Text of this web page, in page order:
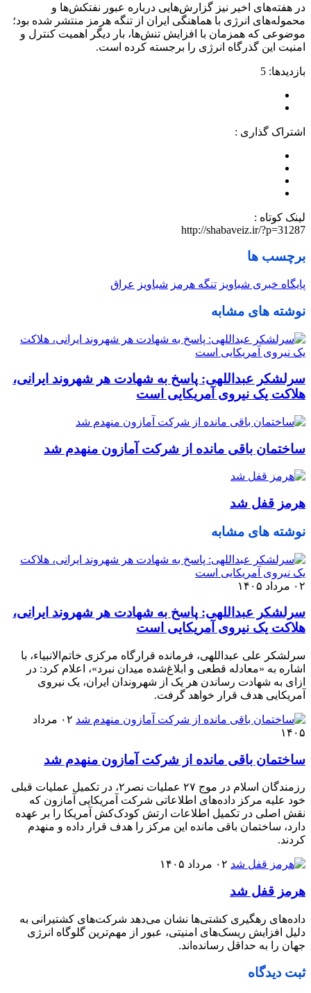
در هفته‌های اخیر نیز گزارش‌هایی درباره عبور نفتکش‌ها و
محموله‌های انرژی با هماهنگی ایران از تنگه هرمز منتشر شده بود؛
موضوعی که همزمان با افزایش تنش‌ها، بار دیگر اهمیت کنترل و
امنیت این گذرگاه انرژی را برجسته کرده است.
بازدیدها: 5
اشتراک گذاری :
لینک کوتاه :
http://shabaveiz.ir/?p=31287
برچسب ها
پایگاه خبری شباویز تنگه هرمز شباویز عراق
نوشته های مشابه
سرلشکر عبداللهی: پاسخ به شهادت هر شهروند ایرانی،
هلاکت یک نیروی آمریکایی است
ساختمان باقی مانده از شرکت آمازون منهدم شد
هرمز قفل شد
نوشته های مشابه
۰۲ مرداد ۱۴۰۵
سرلشکر عبداللهی: پاسخ به شهادت هر شهروند ایرانی،
هلاکت یک نیروی آمریکایی است
سرلشکر علی عبداللهی، فرمانده قرارگاه مرکزی خاتم‌الانبیاء، با
اشاره به «معادله قطعی و ابلاغ‌شده میدان نبرد»، اعلام کرد: در
ازای به شهادت رساندن هر یک از شهروندان ایران، یک نیروی
آمریکایی هدف قرار خواهد گرفت.
۰۲ مرداد
۱۴۰۵
ساختمان باقی مانده از شرکت آمازون منهدم شد
رزمندگان اسلام در موج ۲۷ عملیات نصر۲، در تکمیل عملیات قبلی
خود علیه مرکز داده‌های اطلاعاتی شرکت آمریکایی آمازون که
نقش اصلی در تکمیل اطلاعات ارتش کودک‌کش آمریکا را بر عهده
دارد، ساختمان باقی مانده این مرکز را هدف قرار داده و منهدم
کردند.
۰۲ مرداد ۱۴۰۵
هرمز قفل شد
داده‌های رهگیری کشتی‌ها نشان می‌دهد شرکت‌های کشتیرانی به
دلیل افزایش ریسک‌های امنیتی، عبور از مهم‌ترین گلوگاه انرژی
جهان را به حداقل رسانده‌اند.
ثبت دیدگاه